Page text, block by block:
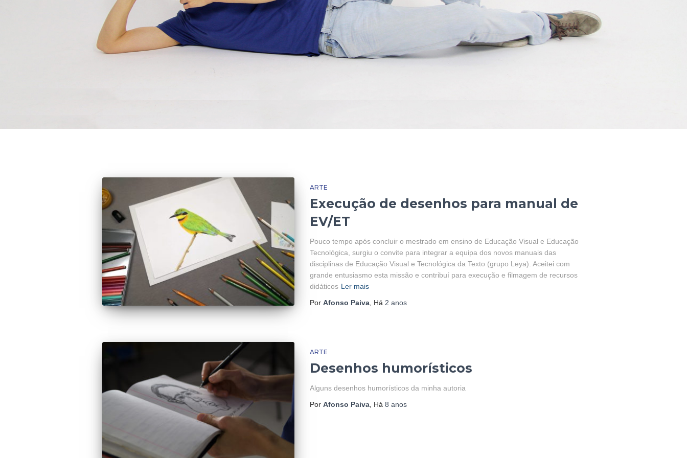
ARTE
Execução de desenhos para manual de
EV/ET
Pouco tempo após concluir o mestrado em ensino de Educação Visual e Educação
Tecnológica, surgiu o convite para integrar a equipa dos novos manuais das
disciplinas de Educação Visual e Tecnológica da Texto (grupo Leya). Aceitei com
grande entusiasmo esta missão e contribuí para execução e filmagem de recursos
didáticos Ler mais
Por Afonso Paiva, Há 2 anos
ARTE
Desenhos humorísticos
Alguns desenhos humorísticos da minha autoria
Por Afonso Paiva, Há 8 anos